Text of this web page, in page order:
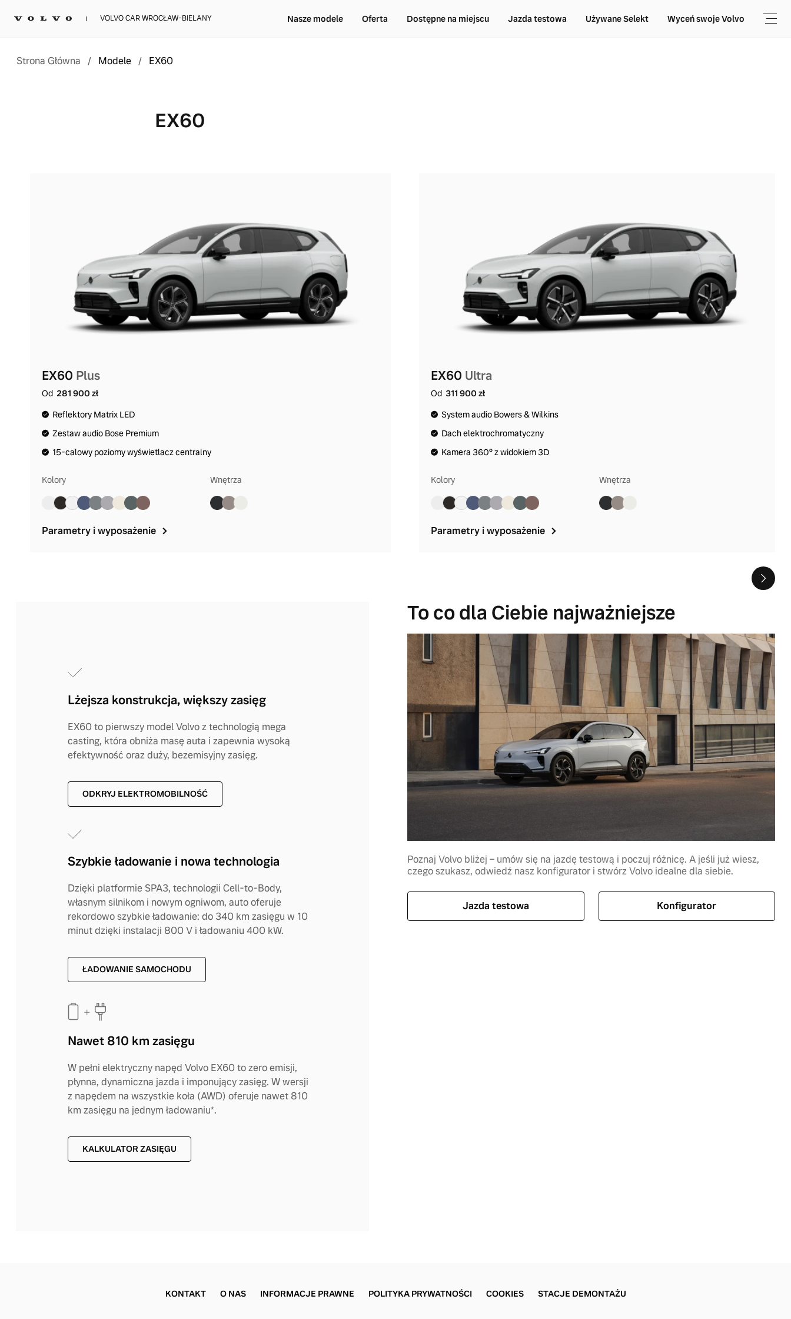
VOLVO CAR WROCŁAW-BIELANY Nasze modele Oferta Dostępne na miejscu Jazda testowa Używane Selekt Wyceń swoje Volvo
Strona Główna / Modele / EX60
EX60
EX60 Plus
Od 281 900 zł
Reflektory Matrix LED
Zestaw audio Bose Premium
15-calowy poziomy wyświetlacz centralny
Kolory Wnętrza
Parametry i wyposażenie
EX60 Ultra
Od 311 900 zł
System audio Bowers & Wilkins
Dach elektrochromatyczny
Kamera 360° z widokiem 3D
Kolory Wnętrza
Parametry i wyposażenie
To co dla Ciebie najważniejsze
Poznaj Volvo bliżej – umów się na jazdę testową i poczuj różnicę. A jeśli już wiesz,
czego szukasz, odwiedź nasz konfigurator i stwórz Volvo idealne dla siebie.
Jazda testowa Konfigurator
Lżejsza konstrukcja, większy zasięg
EX60 to pierwszy model Volvo z technologią mega
casting, która obniża masę auta i zapewnia wysoką
efektywność oraz duży, bezemisyjny zasięg.
ODKRYJ ELEKTROMOBILNOŚĆ
Szybkie ładowanie i nowa technologia
Dzięki platformie SPA3, technologii Cell-to-Body,
własnym silnikom i nowym ogniwom, auto oferuje
rekordowo szybkie ładowanie: do 340 km zasięgu w 10
minut dzięki instalacji 800 V i ładowaniu 400 kW.
ŁADOWANIE SAMOCHODU
Nawet 810 km zasięgu
W pełni elektryczny napęd Volvo EX60 to zero emisji,
płynna, dynamiczna jazda i imponujący zasięg. W wersji
z napędem na wszystkie koła (AWD) oferuje nawet 810
km zasięgu na jednym ładowaniu*.
KALKULATOR ZASIĘGU
KONTAKT O NAS INFORMACJE PRAWNE POLITYKA PRYWATNOŚCI COOKIES STACJE DEMONTAŻU